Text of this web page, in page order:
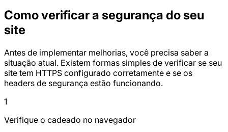
Como verificar a segurança do seu
site
Antes de implementar melhorias, você precisa saber a
situação atual. Existem formas simples de verificar se seu
site tem HTTPS configurado corretamente e se os
headers de segurança estão funcionando.
1
Verifique o cadeado no navegador